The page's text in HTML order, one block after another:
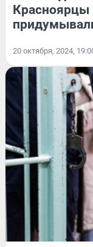
Красноярцы
20 октября, 2024,